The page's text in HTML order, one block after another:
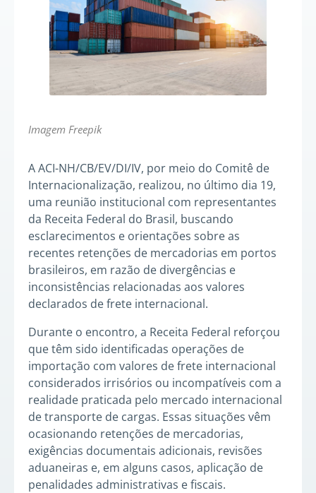
Imagem Freepik
A ACI-NH/CB/EV/DI/IV, por meio do Comitê de
Internacionalização, realizou, no último dia 19,
uma reunião institucional com representantes
da Receita Federal do Brasil, buscando
esclarecimentos e orientações sobre as
recentes retenções de mercadorias em portos
brasileiros, em razão de divergências e
inconsistências relacionadas aos valores
declarados de frete internacional.
Durante o encontro, a Receita Federal reforçou
que têm sido identificadas operações de
importação com valores de frete internacional
considerados irrisórios ou incompatíveis com a
realidade praticada pelo mercado internacional
de transporte de cargas. Essas situações vêm
ocasionando retenções de mercadorias,
exigências documentais adicionais, revisões
aduaneiras e, em alguns casos, aplicação de
penalidades administrativas e fiscais.